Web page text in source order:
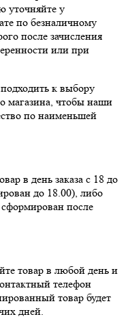
уточняйте у
по безналичному
после зачисления
или при
к выбору
магазина, чтобы наши
по наименьшей
в день заказа с 18 до
до 18.00), либо
после
товар в любой день и
телефон
товар будет
дней.